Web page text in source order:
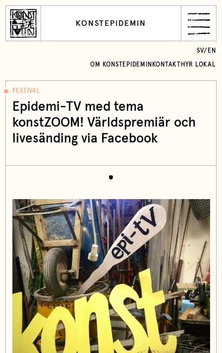
KONSTEPIDEMIN
OM KONSTEPIDEMIN KONTAKT HYR LOKAL
SV/ EN
FESTIVAL
Epidemi-TV med tema
konstZOOM! Världspremiär och
livesänding via Facebook